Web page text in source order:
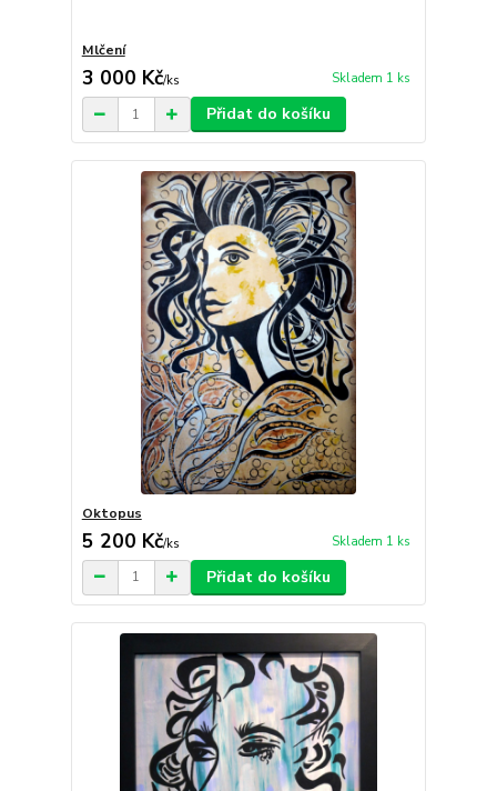
Mlčení
3 000 Kč/ks Skladem 1 ks
Přidat do košíku
Oktopus
5 200 Kč/ks Skladem 1 ks
Přidat do košíku